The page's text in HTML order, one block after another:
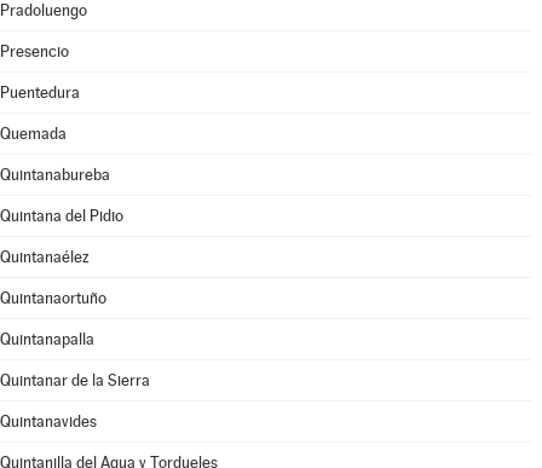
Pradoluengo
Presencio
Puentedura
Quemada
Quintanabureba
Quintana del Pidio
Quintanaélez
Quintanaortuño
Quintanapalla
Quintanar de la Sierra
Quintanavides
Quintanilla del Agua y Tordueles